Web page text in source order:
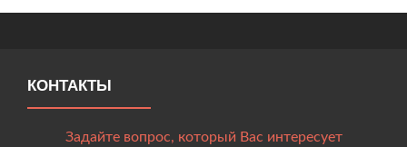
КОНТАКТЫ
Задайте вопрос, который Вас интересует